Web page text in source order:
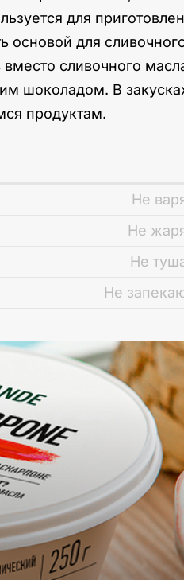
для
для
сливочного
шоколадом. В
продуктам.
Не
Не
Не
Не